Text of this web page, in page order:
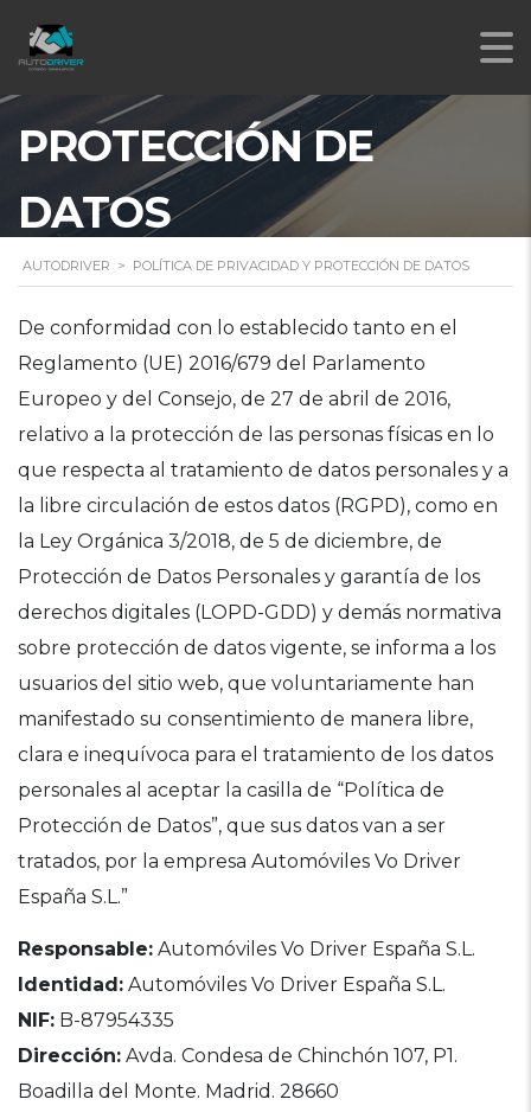
POLÍTICA DE
PRIVACIDAD Y
PROTECCIÓN DE
DATOS
AUTODRIVER > POLÍTICA DE PRIVACIDAD Y PROTECCIÓN DE DATOS
De conformidad con lo establecido tanto en el
Reglamento (UE) 2016/679 del Parlamento
Europeo y del Consejo, de 27 de abril de 2016,
relativo a la protección de las personas físicas en lo
que respecta al tratamiento de datos personales y a
la libre circulación de estos datos (RGPD), como en
la Ley Orgánica 3/2018, de 5 de diciembre, de
Protección de Datos Personales y garantía de los
derechos digitales (LOPD-GDD) y demás normativa
sobre protección de datos vigente, se informa a los
usuarios del sitio web, que voluntariamente han
manifestado su consentimiento de manera libre,
clara e inequívoca para el tratamiento de los datos
personales al aceptar la casilla de “Política de
Protección de Datos”, que sus datos van a ser
tratados, por la empresa Automóviles Vo Driver
España S.L.”
Responsable: Automóviles Vo Driver España S.L.
Identidad: Automóviles Vo Driver España S.L.
NIF: B-87954335
Dirección: Avda. Condesa de Chinchón 107, P1.
Boadilla del Monte. Madrid. 28660